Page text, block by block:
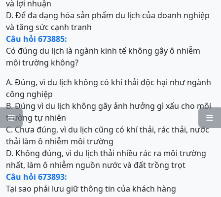


và lợi nhuận
D. Để đa dạng hóa sản phẩm du lịch của doanh nghiệp
và tăng sức cạnh tranh
Câu hỏi 673885:
Có đúng du lịch là ngành kinh tế không gây ô nhiễm
môi trường không?
A. Đúng, vì du lịch không có khí thải độc hại như ngành
công nghiệp
B. Đúng vì du lịch không gây ảnh hưởng gì xấu cho môi
trường tự nhiên
C. Chưa đúng, vì du lịch cũng có khí thải, rác thải, nước
thải làm ô nhiễm môi trường
D. Không đúng, vì du lịch thải nhiều rác ra môi trường
nhất, làm ô nhiễm nguồn nước và đất trồng trọt
Câu hỏi 673893:
Tại sao phải lưu giữ thông tin của khách hàng